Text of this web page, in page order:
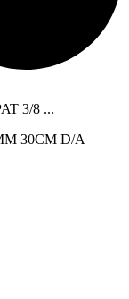
3/8 ...
30CM D/A